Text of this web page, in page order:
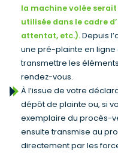
la machine volée
utilisée dans le cadre
attentat, etc.).Depuis
une pré-plainte en
transmettre les
rendez-vous.
À l’issue de votre
dépôt de plainte ou, si
exemplaire du procès-
ensuite transmise au
directement par les